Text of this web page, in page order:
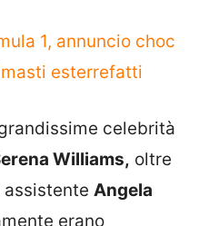
1, annuncio choc
esterrefatti
celebrità
Williams, oltre
Angela
erano